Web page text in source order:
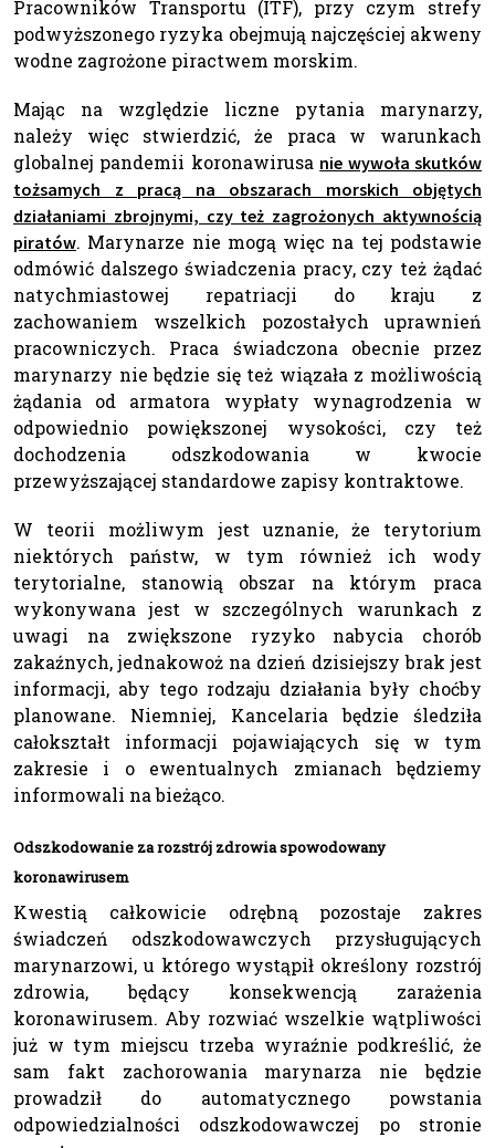
Pracowników Transportu (ITF), przy czym strefy
podwyższonego ryzyka obejmują najczęściej akweny
wodne zagrożone piractwem morskim.
Mając na względzie liczne pytania marynarzy,
należy więc stwierdzić, że praca w warunkach
globalnej pandemii koronawirusa nie wywoła skutków
tożsamych z pracą na obszarach morskich objętych
działaniami zbrojnymi, czy też zagrożonych aktywnością
piratów. Marynarze nie mogą więc na tej podstawie
odmówić dalszego świadczenia pracy, czy też żądać
natychmiastowej repatriacji do kraju z
zachowaniem wszelkich pozostałych uprawnień
pracowniczych. Praca świadczona obecnie przez
marynarzy nie będzie się też wiązała z możliwością
żądania od armatora wypłaty wynagrodzenia w
odpowiednio powiększonej wysokości, czy też
dochodzenia odszkodowania w kwocie
przewyższającej standardowe zapisy kontraktowe.
W teorii możliwym jest uznanie, że terytorium
niektórych państw, w tym również ich wody
terytorialne, stanowią obszar na którym praca
wykonywana jest w szczególnych warunkach z
uwagi na zwiększone ryzyko nabycia chorób
zakaźnych, jednakowoż na dzień dzisiejszy brak jest
informacji, aby tego rodzaju działania były choćby
planowane. Niemniej, Kancelaria będzie śledziła
całokształt informacji pojawiających się w tym
zakresie i o ewentualnych zmianach będziemy
informowali na bieżąco.
Odszkodowanie za rozstrój zdrowia spowodowany
koronawirusem
Kwestią całkowicie odrębną pozostaje zakres
świadczeń odszkodowawczych przysługujących
marynarzowi, u którego wystąpił określony rozstrój
zdrowia, będący konsekwencją zarażenia
koronawirusem. Aby rozwiać wszelkie wątpliwości
już w tym miejscu trzeba wyraźnie podkreślić, że
sam fakt zachorowania marynarza nie będzie
prowadził do automatycznego powstania
odpowiedzialności odszkodowawczej po stronie